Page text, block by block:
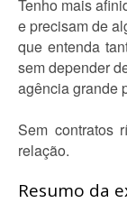
Tenho mais
e precisam de
que entenda
sem depender
agência grande
Sem contratos
relação.
Resumo da